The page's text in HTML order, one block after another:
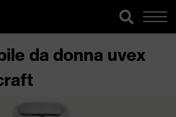
da donna uvex